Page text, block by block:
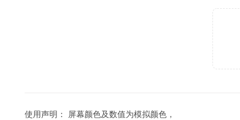
使用声明： 屏幕颜色及数值为模拟颜色，